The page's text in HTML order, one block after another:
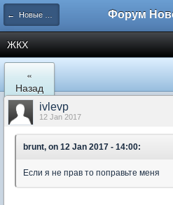
← Новые Водники
ЖКХ
«
Назад
ivlevp
12 Jan 2017
brunt, on 12 Jan 2017 - 14:00:
Если я не прав то поправьте меня